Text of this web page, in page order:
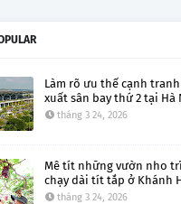
Làm rõ ưu thế cạnh
xuất sân bay thứ 2 tại Hà
tháng 3 24, 2026
Mê tít những vườn nho
chạy dài tít tắp ở Khánh
tháng 3 24, 2026